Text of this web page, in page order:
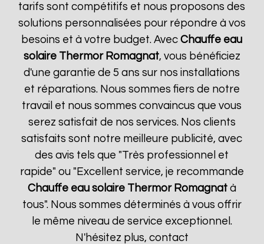
tarifs sont compétitifs et nous proposons des
solutions personnalisées pour répondre à vos
besoins et à votre budget. AvecChauffe eau
solaire Thermor Romagnat, vous bénéficiez
d'une garantie de 5 ans sur nos installations
et réparations. Nous sommes fiers de notre
travail et nous sommes convaincus que vous
serez satisfait de nos services. Nos clients
satisfaits sont notre meilleure publicité, avec
des avis tels que "Très professionnel et
rapide" ou "Excellent service, je recommande
Chauffe eau solaire Thermor Romagnatà
tous". Nous sommes déterminés à vous offrir
le même niveau de service exceptionnel.
N'hésitez plus, contact